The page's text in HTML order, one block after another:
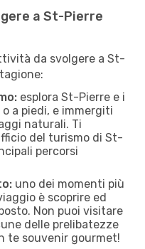
a St-Pierre
da svolgere a St-
esplora St-Pierre e i
a piedi, e immergiti
naturali. Ti
del turismo di St-
percorsi
uno dei momenti più
è scoprire ed
Non puoi visitare
delle prelibatezze
te souvenir gourmet!